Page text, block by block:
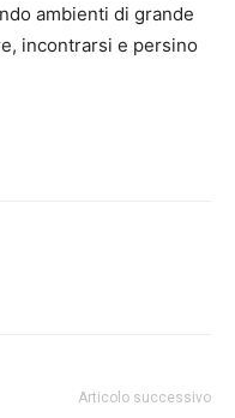
ambienti di grande
incontrarsi e persino
Articolo successivo